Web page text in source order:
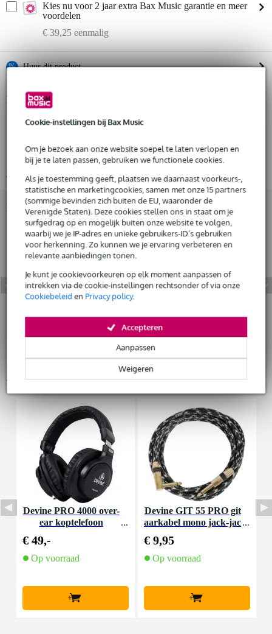
Cookie-instellingen bij Bax Music
Om je bezoek aan onze website soepel te laten verlopen en
bij je te laten passen, gebruiken we functionele cookies.
Als je toestemming geeft, plaatsen we daarnaast voorkeurs-,
statistische en marketingcookies, samen met onze 15 partners
(sommige bevinden zich buiten de EU, waaronder de
Verenigde Staten). Deze cookies stellen ons in staat om je
surfgedrag op en mogelijk buiten onze website te volgen,
waarbij we je IP-adres en unieke gebruikers-ID’s gebruiken
voor herkenning. Zo kunnen we je ervaring verbeteren en
relevante aanbiedingen tonen.
Je kunt je cookievoorkeuren op elk moment aanpassen of
intrekken via de cookie-instellingen rechtsonder of via onze
Cookiebeleiden Privacy policy.
Weigeren
Aanpassen
Accepteren
Kies nu voor 2 jaar extra Bax Music garantie en meer
voordelen
€ 39,25 eenmalig
% Huur dit product
Huur dit product al vanaf 56 euro per maand
€ 2.500,-
Al na 4 maanden maandelijks opzegbaar
De mogelijkheid om je product(en) met korting te kopen
Snelle vervanging door Bax Music bij een defect
Huur dit product
Productinformatie
drifting memory station / effectapparaat
kleur: lichtgroen
Bekijk ook eens (6)
Accessoires (87)
Devine PRO 4000 over-
ear koptelefoon
€ 49,-
Op voorraad
+
Devine GIT 55 PRO git
aarkabel mono jack-jac
€ 9,95
Op voorraad
+